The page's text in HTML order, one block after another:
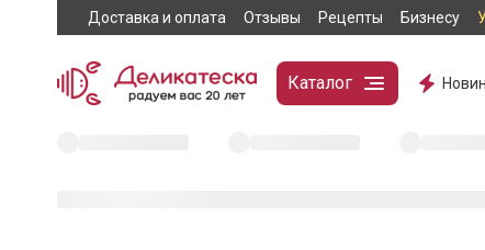
Доставка и оплата Отзывы Рецепты Бизнесу
Каталог